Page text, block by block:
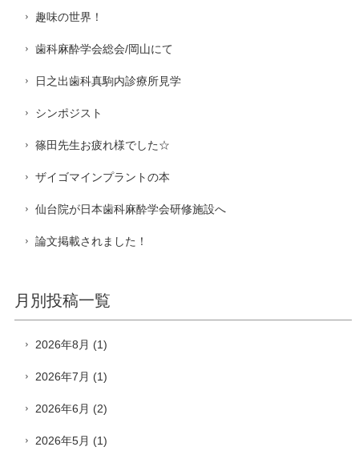
趣味の世界！
歯科麻酔学会総会/岡山にて
日之出歯科真駒内診療所見学
シンポジスト
篠田先生お疲れ様でした☆
ザイゴマインプラントの本
仙台院が日本歯科麻酔学会研修施設へ
論文掲載されました！
月別投稿一覧
2026年8月 (1)
2026年7月 (1)
2026年6月 (2)
2026年5月 (1)